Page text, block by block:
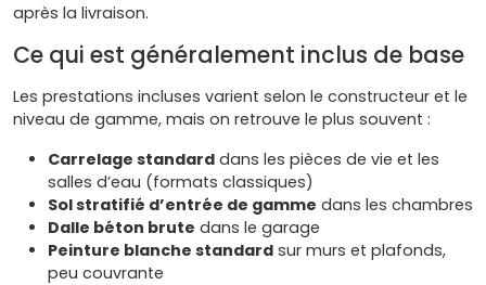
après la livraison.
Ce qui est généralement inclus de base
Les prestations incluses varient selon le constructeur et le
niveau de gamme, mais on retrouve le plus souvent :
Carrelage standard dans les pièces de vie et les
salles d’eau (formats classiques)
Sol stratifié d’entrée de gamme dans les chambres
Dalle béton brute dans le garage
Peinture blanche standard sur murs et plafonds,
peu couvrante